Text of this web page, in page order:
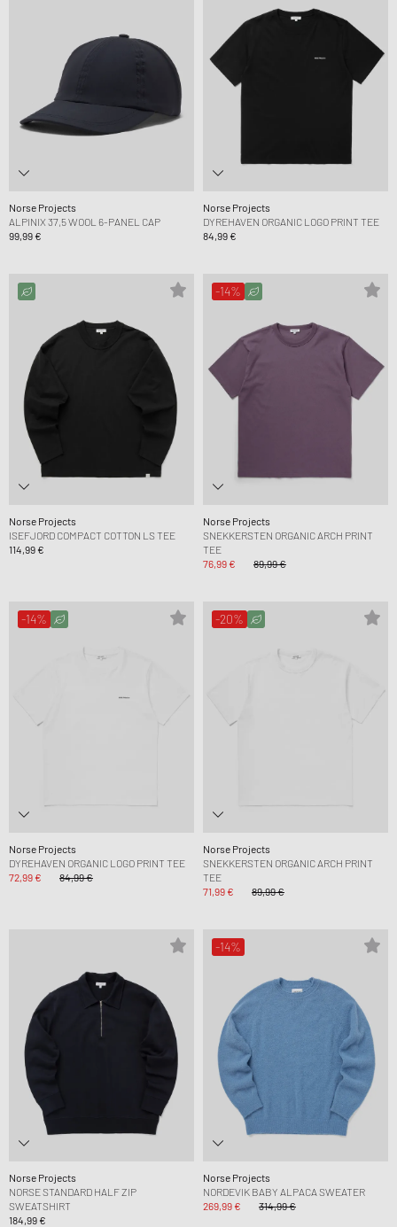
Norse Projects
ALPINIX 37,5 WOOL 6-PANEL CAP
99,99 €
Norse Projects
DYREHAVEN ORGANIC LOGO PRINT TEE
84,99 €
Norse Projects
ISEFJORD COMPACT COTTON LS TEE
114,99 €
-14%
Norse Projects
SNEKKERSTEN ORGANIC ARCH PRINT
TEE
76,99 €
89,99 €
-14%
Norse Projects
DYREHAVEN ORGANIC LOGO PRINT TEE
72,99 €
84,99 €
-20%
Norse Projects
SNEKKERSTEN ORGANIC ARCH PRINT
TEE
71,99 €
89,99 €
Norse Projects
NORSE STANDARD HALF ZIP
SWEATSHIRT
184,99 €
-14%
Norse Projects
NORDEVIK BABY ALPACA SWEATER
269,99 €
314,99 €